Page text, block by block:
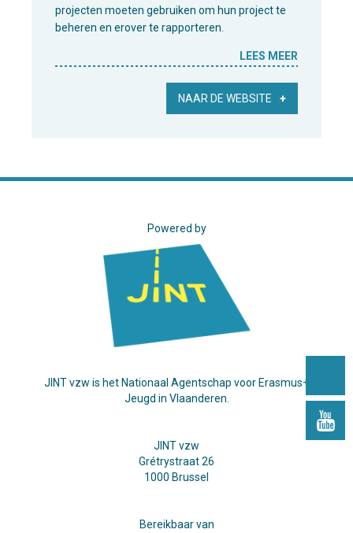
projecten moeten gebruiken om hun project te
beheren en erover te rapporteren.
LEES MEER
NAAR DE WEBSITE
Powered by
JINT vzw is het Nationaal Agentschap voor Erasmus+
Jeugd in Vlaanderen.
JINT vzw
Grétrystraat 26
1000 Brussel
Bereikbaar van